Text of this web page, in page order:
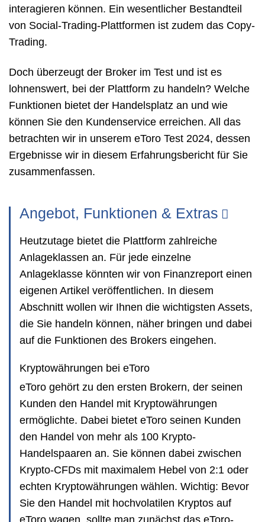
interagieren können. Ein wesentlicher Bestandteil
von Social-Trading-Plattformen ist zudem das Copy-
Trading.
Doch überzeugt der Broker im Test und ist es
lohnenswert, bei der Plattform zu handeln? Welche
Funktionen bietet der Handelsplatz an und wie
können Sie den Kundenservice erreichen. All das
betrachten wir in unserem eToro Test 2024, dessen
Ergebnisse wir in diesem Erfahrungsbericht für Sie
zusammenfassen.
Angebot, Funktionen & Extras
Heutzutage bietet die Plattform zahlreiche
Anlageklassen an. Für jede einzelne
Anlageklasse könnten wir von Finanzreport einen
eigenen Artikel veröffentlichen. In diesem
Abschnitt wollen wir Ihnen die wichtigsten Assets,
die Sie handeln können, näher bringen und dabei
auf die Funktionen des Brokers eingehen.
Kryptowährungen bei eToro
eToro gehört zu den ersten Brokern, der seinen
Kunden den Handel mit Kryptowährungen
ermöglichte. Dabei bietet eToro seinen Kunden
den Handel von mehr als 100 Krypto-
Handelspaaren an. Sie können dabei zwischen
Krypto-CFDs mit maximalem Hebel von 2:1 oder
echten Kryptowährungen wählen. Wichtig: Bevor
Sie den Handel mit hochvolatilen Kryptos auf